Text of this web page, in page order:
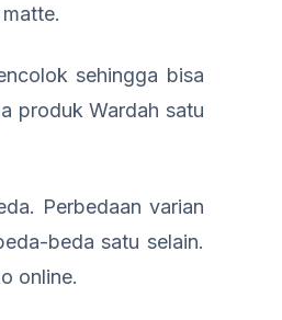
sehingga bisa
produk Wardah satu
Perbedaan varian
beda satu selain.
online.